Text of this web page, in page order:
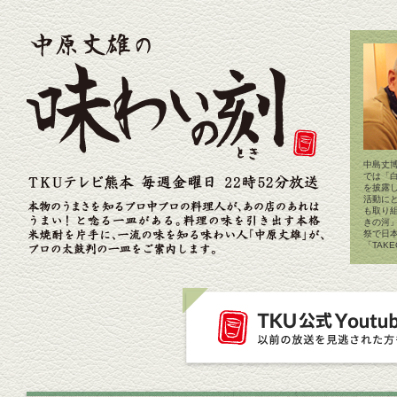
中島丈
では「
を披露
活動に
も取り
きの河
祭で日
「